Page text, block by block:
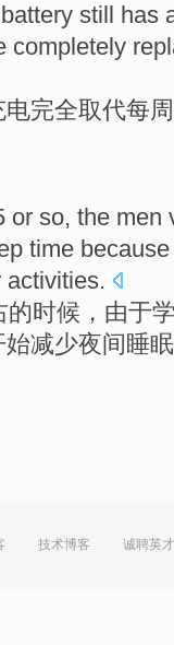
battery still has
completely
电完全取代每周
or so, the men
time because
activities.
的时候， 由于
始减少夜间睡眠
技术博客 诚聘英才